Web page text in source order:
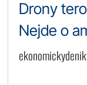
Drony
Nejde o